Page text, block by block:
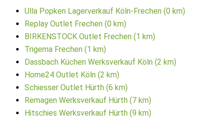
Ulla Popken Lagerverkauf Köln-Frechen (0 km)
Replay Outlet Frechen (0 km)
BIRKENSTOCK Outlet Frechen (1 km)
Trigema Frechen (1 km)
Dassbach Küchen Werksverkauf Köln (2 km)
Home24 Outlet Köln (2 km)
Schiesser Outlet Hürth (6 km)
Remagen Werksverkauf Hürth (7 km)
Hitschies Werksverkauf Hürth (9 km)